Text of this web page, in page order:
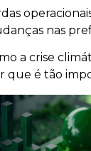
nas
a crise
que é tão